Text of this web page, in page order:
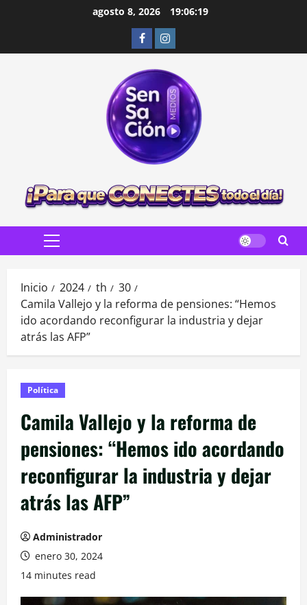
agosto 8, 2026 19:06:20
FacebookInstagram
Menú
Inicio 2024 th
30
Camila Vallejo y la reforma de pensiones: “Hemos
ido acordando reconfigurar la industria y dejar
atrás las AFP”
Política
Camila Vallejo y la reforma de
pensiones: “Hemos ido acordando
reconfigurar la industria y dejar
atrás las AFP”
Administrador
enero 30, 2024
14 minutes read